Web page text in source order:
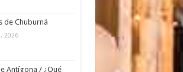
de Chuburná
2026
Antígona / ¿Qué